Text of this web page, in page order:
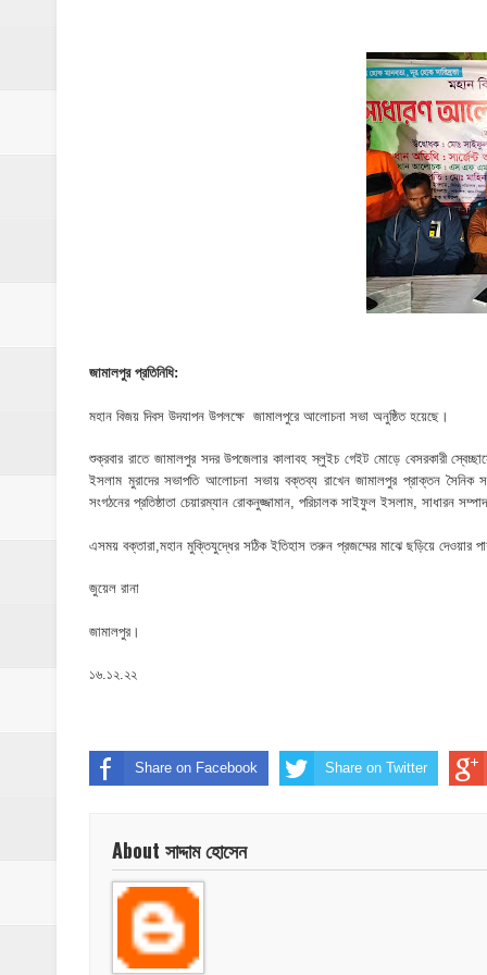
ঝিনাইগাতীতে ভাতিজাদের হামলায় চাচী নিহত;
‎ইসলামপুরে এতিমখানার কমিটি নিয়ে হট্টগোল,
আমরা সবই করতে চাই, তবে আমাদের হাত-পা
ইসলামপুরে আর্থিক সাক্ষরতা ও লেনদেনে
ইসলামপুরে কাঁসা শিল্প উন্নয়ন কমিটি ঘোষণা-
​ইসলামপুর মহলগিরী উচ্চ বিদ্যালয়ে নজিরবিহীন
​ইসলামপুরে পূর্বশত্রুতার জেরে প্রতিপক্ষের
‎ইসলামপুর স্বাস্থ্য কমপ্লেক্স ১০১ শয্যায়
জামালপুর প্রতিনিধি:
মহান বিজয় দিবস উদযাপন উপলক্ষে জামালপুরে আলোচনা সভা অনুষ্ঠিত হয়েছে।
শুক্রবার রাতে জামালপুর সদর উপজেলার কালাবহ স্লুইচ গেইট মোড়ে বেসরকারী
ইসলাম মুরাদের সভাপতি আলোচনা সভায় বক্তব্য রাখেন জামালপুর প্রাক্তন সৈনিক
সংগঠনের প্রতিষ্ঠাতা চেয়ারম্যান রোকনুজ্জামান, পরিচালক সাইফুল ইসলাম, সাধারন
এসময় বক্তারা,মহান মুক্তিযুদ্ধের সঠিক ইতিহাস তরুন প্রজম্মের মাঝে ছড়িয়ে দেওয়ার
জুয়েল রানা
জামালপুর।
১৬.১২.২২
Share on Facebook Share on Twitter
About সাদ্দাম হোসেন